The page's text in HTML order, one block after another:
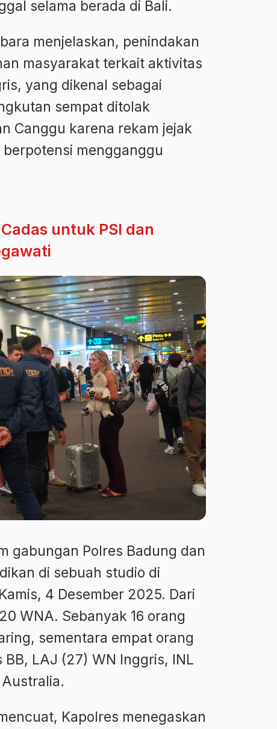
selama berada di Bali.
menjelaskan, penindakan
masyarakat terkait aktivitas
yang dikenal sebagai
sempat ditolak
Canggu karena rekam jejak
mengganggu
untuk PSI dan
gabungan Polres Badung dan
di sebuah studio di
4 Desember 2025. Dari
WNA. Sebanyak 16 orang
sementara empat orang
LAJ (27) WN Inggris, INL
Kapolres menegaskan